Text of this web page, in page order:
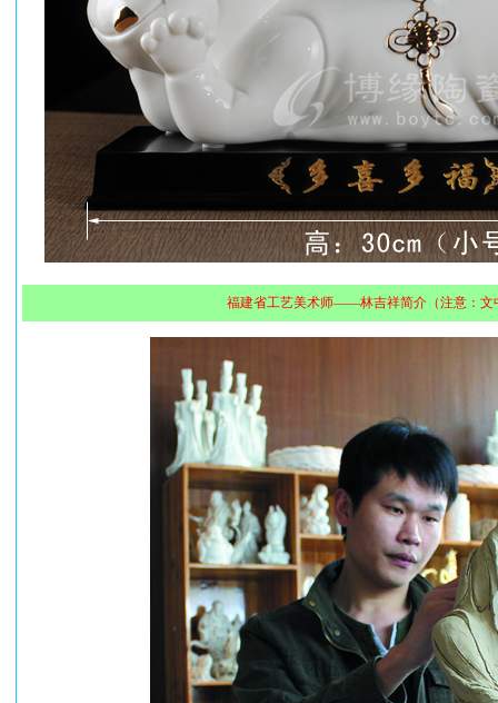
福建省工艺美术师——林吉祥简介（注意：文